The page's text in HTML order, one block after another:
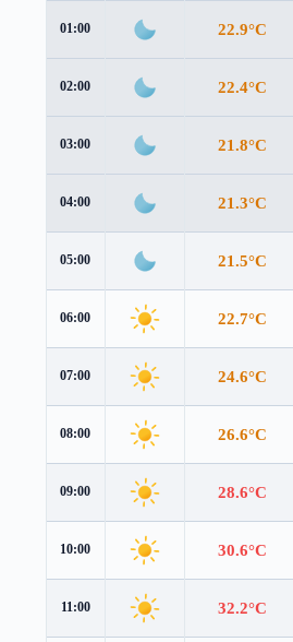
01:00 22.9°C
02:00 22.4°C
03:00 21.8°C
04:00 21.3°C
05:00 21.5°C
06:00 22.7°C
07:00 24.6°C
08:00 26.6°C
09:00 28.6°C
10:00 30.6°C
11:00 32.2°C